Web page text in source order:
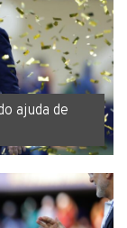
ajuda de